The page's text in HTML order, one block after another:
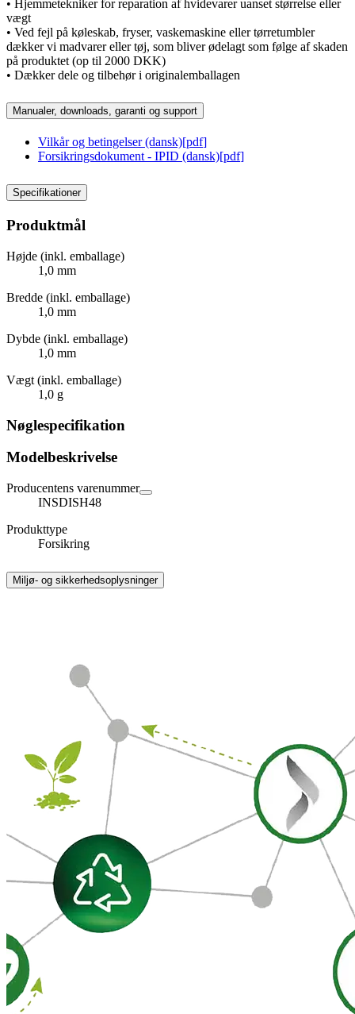
• Hjemmetekniker for reparation af hvidevarer uanset størrelse eller
vægt
• Ved fejl på køleskab, fryser, vaskemaskine eller tørretumbler
dækker vi madvarer eller tøj, som bliver ødelagt som følge af skaden
på produktet (op til 2000 DKK)
• Dækker dele og tilbehør i originalemballagen
Manualer, downloads, garanti og support
Vilkår og betingelser (dansk)[pdf]
Forsikringsdokument - IPID (dansk)[pdf]
Specifikationer
Produktmål
Højde (inkl. emballage)
1,0 mm
Bredde (inkl. emballage)
1,0 mm
Dybde (inkl. emballage)
1,0 mm
Vægt (inkl. emballage)
1,0 g
Nøglespecifikation
Modelbeskrivelse
Producentens varenummer
INSDISH48
Produkttype
Forsikring
Miljø- og sikkerhedsoplysninger